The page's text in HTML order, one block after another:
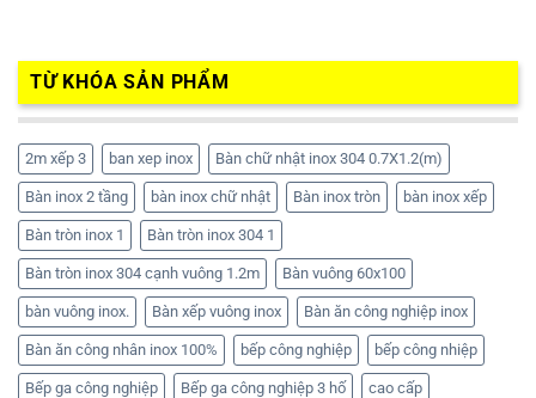
TỪ KHÓA SẢN PHẨM
2m xếp 3 ban xep inox Bàn chữ nhật inox 304 0.7X1.2(m)
Bàn inox 2 tầng bàn inox chữ nhật Bàn inox tròn bàn inox xếp
Bàn tròn inox 1 Bàn tròn inox 304 1
Bàn tròn inox 304 cạnh vuông 1.2m Bàn vuông 60x100
bàn vuông inox. Bàn xếp vuông inox Bàn ăn công nghiệp inox
Bàn ăn công nhân inox 100% bếp công nghiệp bếp công nhiệp
Bếp ga công nghiệp Bếp ga công nghiệp 3 hố cao cấp